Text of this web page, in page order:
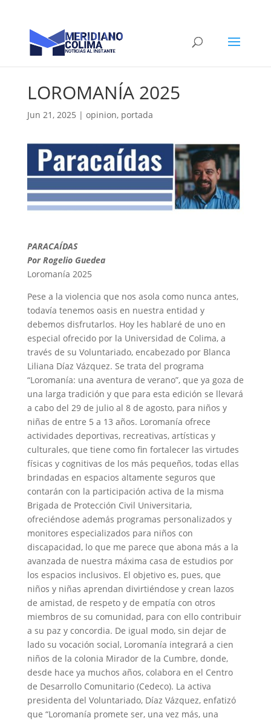
LOROMANÍA 2025
Jun 21, 2025 | opinion, portada
PARACAÍDAS
Por Rogelio Guedea
Loromanía 2025
Pese a la violencia que nos asola como nunca antes,
todavía tenemos oasis en nuestra entidad y
debemos disfrutarlos. Hoy les hablaré de uno en
especial ofrecido por la Universidad de Colima, a
través de su Voluntariado, encabezado por Blanca
Liliana Díaz Vázquez. Se trata del programa
“Loromanía: una aventura de verano”, que ya goza de
una larga tradición y que para esta edición se llevará
a cabo del 29 de julio al 8 de agosto, para niños y
niñas de entre 5 a 13 años. Loromanía ofrece
actividades deportivas, recreativas, artísticas y
culturales, que tiene como fin fortalecer las virtudes
físicas y cognitivas de los más pequeños, todas ellas
brindadas en espacios altamente seguros que
contarán con la participación activa de la misma
Brigada de Protección Civil Universitaria,
ofreciéndose además programas personalizados y
monitores especializados para niños con
discapacidad, lo que me parece que abona más a la
avanzada de nuestra máxima casa de estudios por
los espacios inclusivos. El objetivo es, pues, que
niños y niñas aprendan divirtiéndose y crean lazos
de amistad, de respeto y de empatía con otros
miembros de su comunidad, para con ello contribuir
a su paz y concordia. De igual modo, sin dejar de
lado su vocación social, Loromanía integrará a cien
niños de la colonia Mirador de la Cumbre, donde,
desde hace ya muchos años, colabora en el Centro
de Desarrollo Comunitario (Cedeco). La activa
presidenta del Voluntariado, Díaz Vázquez, enfatizó
que “Loromanía promete ser, una vez más, una